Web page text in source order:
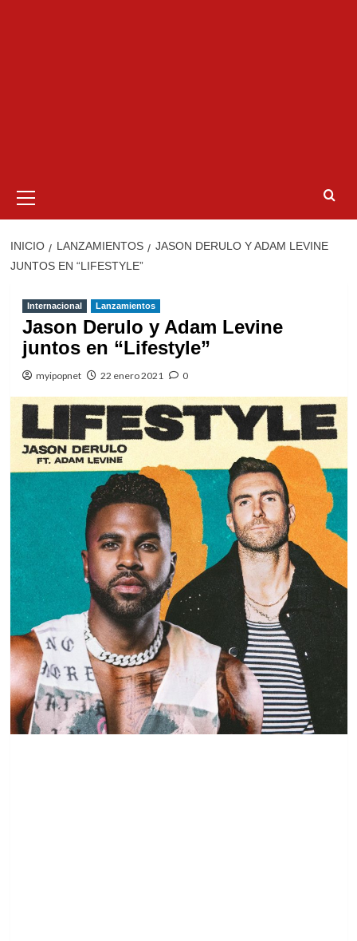
primario
INICIO LANZAMIENTOS
JASON DERULO Y ADAM LEVINE
JUNTOS EN “LIFESTYLE”
Internacional Lanzamientos
Jason Derulo y Adam Levine
juntos en “Lifestyle”
myipopnet 22 enero 2021 0